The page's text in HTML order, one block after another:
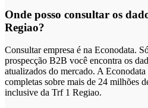
Onde posso consultar os
Regiao?
Consultar empresa é na Econodata.
prospecção B2B você encontra os
atualizados do mercado. A
completas sobre mais de 24 milhões
inclusive da Trf 1 Regiao.